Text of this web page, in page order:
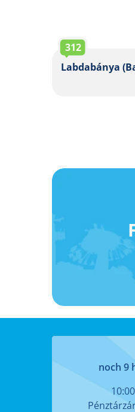
312
Labdabánya
noch 9